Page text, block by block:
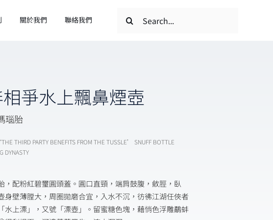
關於我們 聯絡我們
爭水上飄鼻煙壺
瑙胎
THIRD PARTY BENEFITS FROM THE TUSSLE’ SNUFF BOTTLE
DYNASTY
，配粉紅碧璽圓頭蓋。圓口直頸，端肩鼓腹，斂脛，臥
身壁薄膛大，周圈拋磨合宜，入水不沉，彷彿江湖任俠者
水上漂」，又號「漂壺」。留蜜糖色塊，藉悄色浮雕鷸蚌